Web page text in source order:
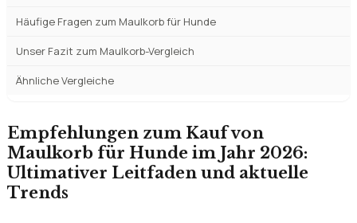
Empfehlungen zum Kauf von
Maulkorb für Hunde im Jahr 2026:
Ultimativer Leitfaden und aktuelle
Trends
Häufige Fragen zum Maulkorb für Hunde
Unser Fazit zum Maulkorb-Vergleich
Ähnliche Vergleiche